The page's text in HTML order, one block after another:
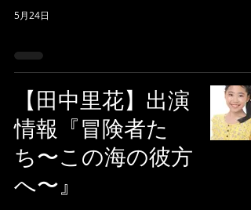
5月24日
【田中里花】出演
情報『冒険者た
ち〜この海の彼方
へ〜』